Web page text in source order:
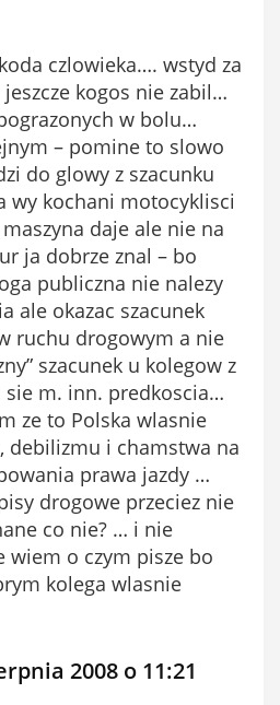
czlowieka…. wstyd za
kogos nie zabil…
w bolu…
– pomine to slowo
do glowy z szacunku
wy kochani motocyklisci
daje ale nie na
ja dobrze znal – bo
publiczna nie nalezy
ale okazac szacunek
ruchu drogowym a nie
szacunek u kolegow z
sie m. inn. predkoscia…
ze to Polska wlasnie
debilizmu i chamstwa na
prawa jazdy …
drogowe przeciez nie
co nie? … i nie
wiem o czym pisze bo
kolega wlasnie
2008 o 11:21